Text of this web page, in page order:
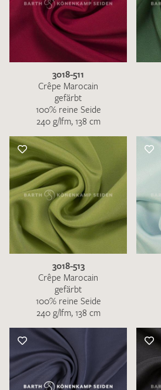
3018-511
Crêpe Marocain
gefärbt
100% reine Seide
240 g/lfm, 138 cm
3018-513
Crêpe Marocain
gefärbt
100% reine Seide
240 g/lfm, 138 cm